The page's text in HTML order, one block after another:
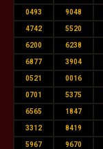
0493 9048
4742 5520
6200 6238
6877 3904
0521 0016
0701 5375
6565 1847
3312 8419
5967 9670